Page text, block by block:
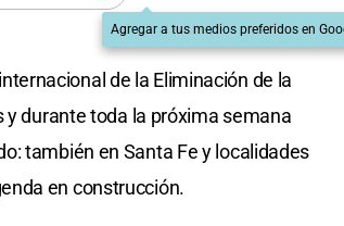
Agregar a tus medios preferidos en
de la Eliminación de la
y durante toda la próxima semana
también en Santa Fe y localidades
en construcción.